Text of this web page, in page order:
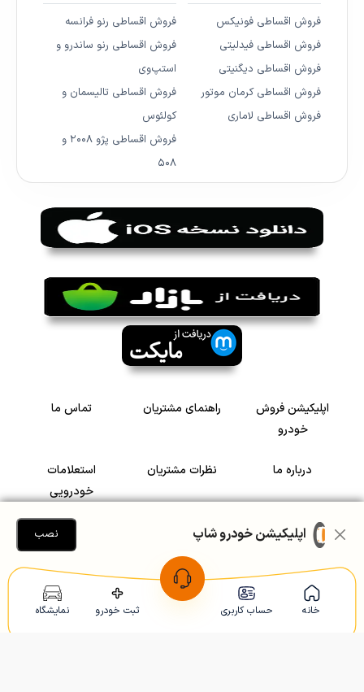
خانه حساب کاربری ثبت خودرو نمایشگاه
فروش اقساطی فونیکس
فروش اقساطی فیدلیتی
فروش اقساطی دیگنیتی
فروش اقساطی کرمان موتور
فروش اقساطی لاماری
فروش اقساطی رنو فرانسه
فروش اقساطی رنو ساندرو و
استپ‌وی
فروش اقساطی تالیسمان و
کولئوس
فروش اقساطی پژو ۲۰۰۸ و
۵۰۸
اپلیکیشن فروش
خودرو
راهنمای مشتریان تماس ما
درباره ما نظرات مشتریان
استعلامات
خودرویی
سرمایه گذاری در
رضایت مشتریان
Copyright © 2005-2026 Khodroshop.ir
اپلیکیشن خودرو شاپ نصب